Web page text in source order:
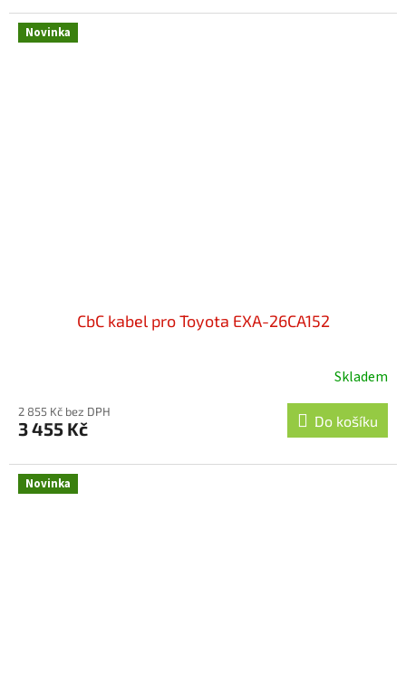
Novinka
CbC kabel pro Toyota EXA-26CA152
Skladem
2 855 Kč bez DPH
3 455 Kč Do košíku
Novinka